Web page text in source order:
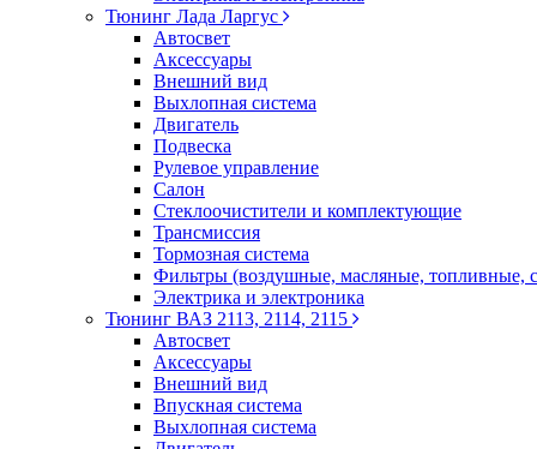
Тюнинг Лада Ларгус
Автосвет
Аксессуары
Внешний вид
Выхлопная система
Двигатель
Подвеска
Рулевое управление
Салон
Стеклоочистители и комплектующие
Трансмиссия
Тормозная система
Фильтры (воздушные, масляные, топливные,
Электрика и электроника
Тюнинг ВАЗ 2113, 2114, 2115
Автосвет
Аксессуары
Внешний вид
Впускная система
Выхлопная система